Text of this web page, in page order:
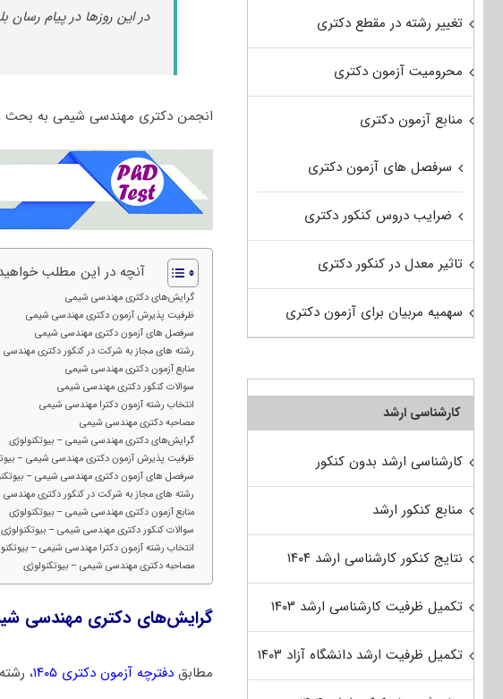
در این روزها در پیام رسان
انجمن دکتری مهندسی شیمی به بحث و
آنچه در این مطلب
گرایش‌های دکتری مهندسی شیمی
ظرفیت پذیرش آزمون دکتری مهندسی شیمی
سرفصل های آزمون دکتری مهندسی شیمی
رشته های مجاز به شرکت در کنکور دکتری
منابع آزمون دکتری مهندسی شیمی
سوالات کنکور دکتری مهندسی شیمی
انتخاب رشته آزمون دکترا مهندسی شیمی
مصاحبه دکتری مهندسی شیمی
گرایش‌های دکتری مهندسی شیمی – بیوتکنولوژی
ظرفیت پذیرش آزمون دکتری مهندسی شیمی –
سرفصل های آزمون دکتری مهندسی شیمی –
رشته های مجاز به شرکت در کنکور دکتری مهندسی
منابع آزمون دکتری مهندسی شیمی – بیوتکنولوژی
سوالات کنکور دکتری مهندسی شیمی – بیوتکنولوژی
انتخاب رشته آزمون دکترا مهندسی شیمی –
مصاحبه دکتری مهندسی شیمی – بیوتکنولوژی
گرایش‌های دکتری مهندسی
مطابق دفترچه آزمون دکتری ۱۴۰۵ ،
تغییر رشته در مقطع دکتری
محرومیت آزمون دکتری
منابع آزمون دکتری
سرفصل های آزمون دکتری
ضرایب دروس کنکور دکتری
تاثیر معدل در کنکور دکتری
سهمیه مربیان برای آزمون دکتری
کارشناسی ارشد
کارشناسی ارشد بدون کنکور
منابع کنکور ارشد
نتایج کنکور کارشناسی ارشد ۱۴۰۴
تکمیل ظرفیت کارشناسی ارشد ۱۴۰۳
تکمیل ظرفیت ارشد دانشگاه آزاد ۱۴۰۳